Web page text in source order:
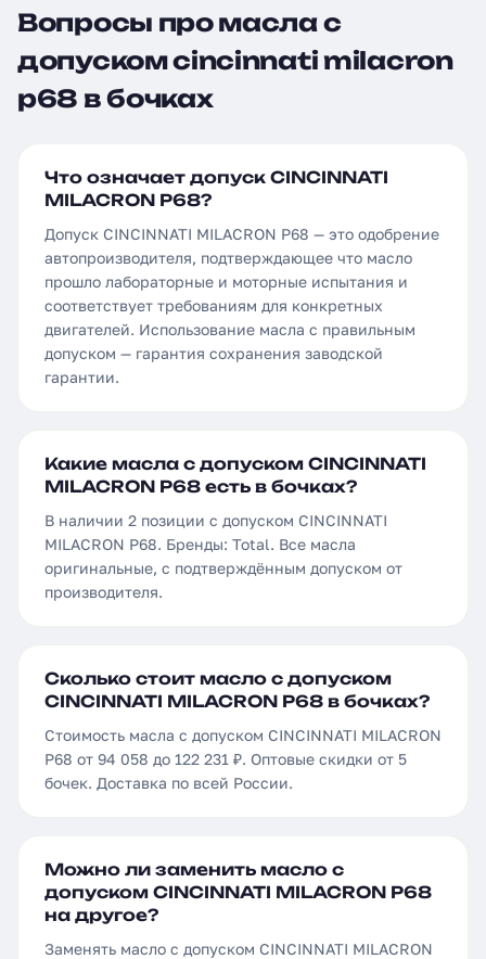
Вопросы про масла с
допуском cincinnati milacron
p68 в бочках
Что означает допуск CINCINNATI
MILACRON P68?
Допуск CINCINNATI MILACRON P68 — это одобрение
автопроизводителя, подтверждающее что масло
прошло лабораторные и моторные испытания и
соответствует требованиям для конкретных
двигателей. Использование масла с правильным
допуском — гарантия сохранения заводской
гарантии.
Какие масла с допуском CINCINNATI
MILACRON P68 есть в бочках?
В наличии 2 позиции с допуском CINCINNATI
MILACRON P68. Бренды: Total. Все масла
оригинальные, с подтверждённым допуском от
производителя.
Сколько стоит масло с допуском
CINCINNATI MILACRON P68 в бочках?
Стоимость масла с допуском CINCINNATI MILACRON
P68 от 94 058 до 122 231 ₽. Оптовые скидки от 5
бочек. Доставка по всей России.
Можно ли заменить масло с
допуском CINCINNATI MILACRON P68
на другое?
Заменять масло с допуском CINCINNATI MILACRON